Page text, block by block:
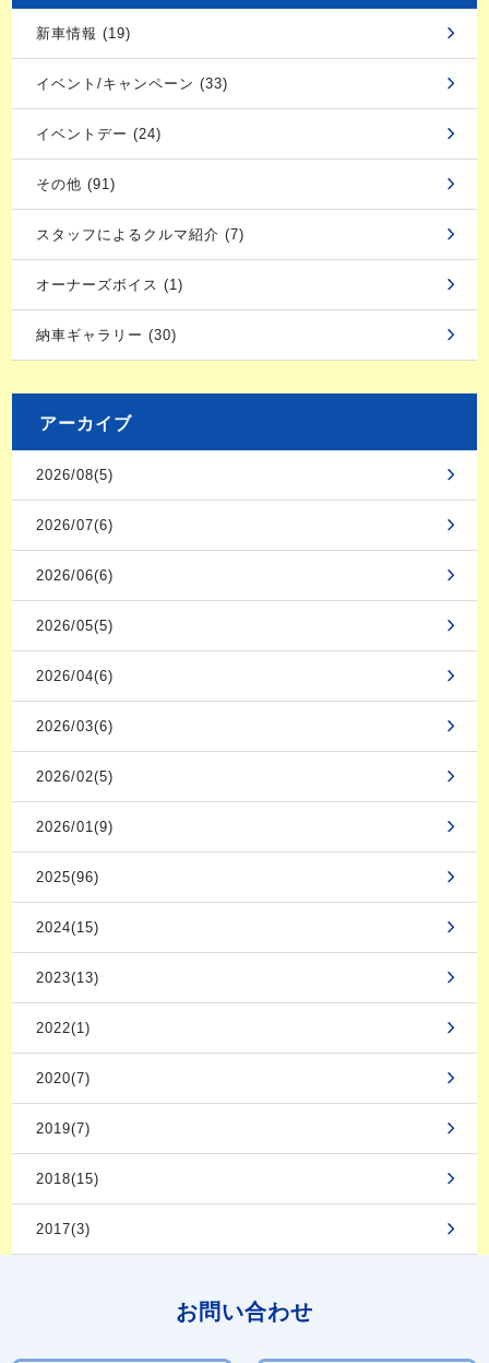
新車情報 (19)
イベント/キャンペーン (33)
イベントデー (24)
その他 (91)
スタッフによるクルマ紹介 (7)
オーナーズボイス (1)
納車ギャラリー (30)
アーカイブ
2026/08(5)
2026/07(6)
2026/06(6)
2026/05(5)
2026/04(6)
2026/03(6)
2026/02(5)
2026/01(9)
2025(96)
2024(15)
2023(13)
2022(1)
2020(7)
2019(7)
2018(15)
2017(3)
お問い合わせ